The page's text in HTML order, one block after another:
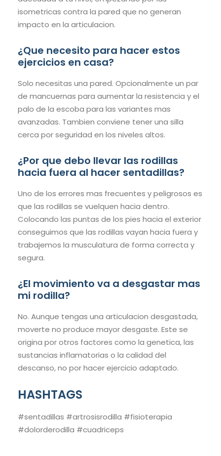
isometricas contra la pared que no generan
impacto en la articulacion.
¿Que necesito para hacer estos
ejercicios en casa?
Solo necesitas una pared. Opcionalmente un par
de mancuernas para aumentar la resistencia y el
palo de la escoba para las variantes mas
avanzadas. Tambien conviene tener una silla
cerca por seguridad en los niveles altos.
¿Por que debo llevar las rodillas
hacia fuera al hacer sentadillas?
Uno de los errores mas frecuentes y peligrosos es
que las rodillas se vuelquen hacia dentro.
Colocando las puntas de los pies hacia el exterior
conseguimos que las rodillas vayan hacia fuera y
trabajemos la musculatura de forma correcta y
segura.
¿El movimiento va a desgastar mas
mi rodilla?
No. Aunque tengas una articulacion desgastada,
moverte no produce mayor desgaste. Este se
origina por otros factores como la genetica, las
sustancias inflamatorias o la calidad del
descanso, no por hacer ejercicio adaptado.
HASHTAGS
#sentadillas #artrosisrodilla #fisioterapia
#dolorderodilla #cuadriceps